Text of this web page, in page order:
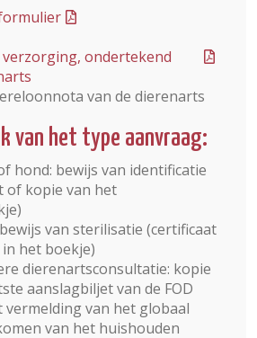
ondertekend
van de dierenarts
van het type aanvraag:
hond: bewijs van identificatie
of kopie van het
van sterilisatie (certificaat
het boekje)
dierenartsconsultatie: kopie
aanslagbiljet van de FOD
vermelding van het globaal
van het huishouden